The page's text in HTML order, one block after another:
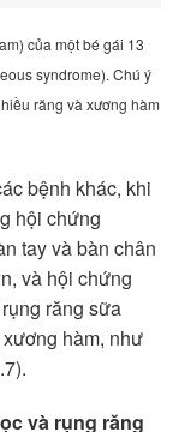
của một bé gái 13
syndrome). Chú ý
răng và xương hàm
bệnh khác, khi
hội chứng
tay và bàn chân
và hội chứng
răng sữa
hàm, như
và rụng răng